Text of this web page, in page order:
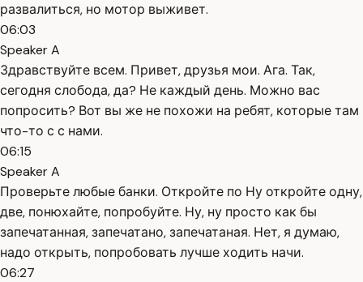
развалиться, но мотор выживет.
06:03
Speaker A
Здравствуйте всем. Привет, друзья мои. Ага. Так,
сегодня слобода, да? Не каждый день. Можно вас
попросить? Вот вы же не похожи на ребят, которые там
что-то с с нами.
06:15
Speaker A
Проверьте любые банки. Откройте по Ну откройте одну,
две, понюхайте, попробуйте. Ну, ну просто как бы
запечатанная, запечатано, запечатаная. Нет, я думаю,
надо открыть, попробовать лучше ходить начи.
06:27